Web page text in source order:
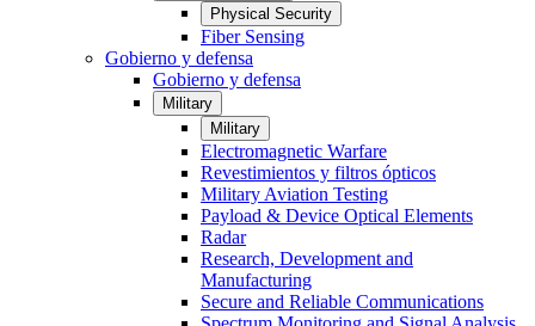
Physical Security
Fiber Sensing
Gobierno y defensa
Gobierno y defensa
Military
Military
Electromagnetic Warfare
Revestimientos y filtros ópticos
Military Aviation Testing
Payload & Device Optical Elements
Radar
Research, Development and
Manufacturing
Secure and Reliable Communications